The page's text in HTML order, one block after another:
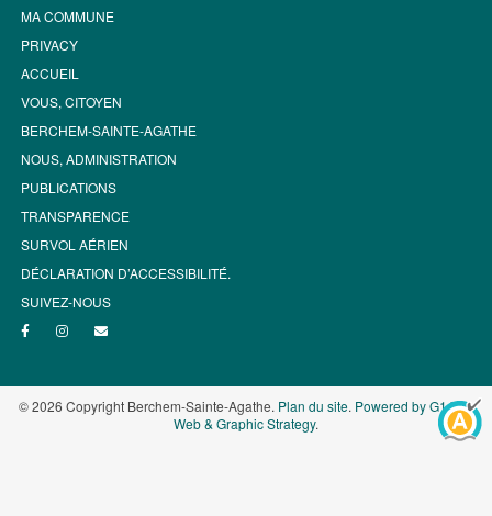
MA COMMUNE
PRIVACY
ACCUEIL
VOUS, CITOYEN
BERCHEM-SAINTE-AGATHE
NOUS, ADMINISTRATION
PUBLICATIONS
TRANSPARENCE
SURVOL AÉRIEN
DÉCLARATION D’ACCESSIBILITÉ.
SUIVEZ-NOUS
© 2026 Copyright Berchem-Sainte-Agathe. Plan du site. Powered by G1.be -
Web & Graphic Strategy.